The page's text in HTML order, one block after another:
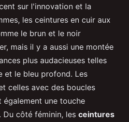
sur l'innovation et la
les ceintures en cuir aux
le brun et le noir
mais il y a aussi une montée
plus audacieuses telles
et le bleu profond. Les
celles avec des boucles
une touche
côté féminin, les ceintures